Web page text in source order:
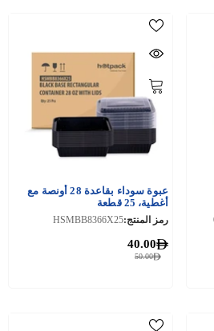
عبوة سوداء بقاعدة 28 أونصة مع
أغطية، 25 قطعة
رمز المنتج:HSMBB8366X25
50.00
40.00